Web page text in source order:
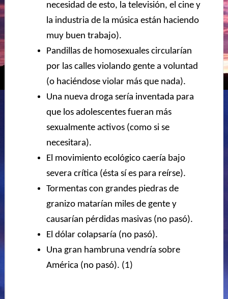
necesidad de esto, la televisión, el cine y
la industria de la música están haciendo
muy buen trabajo).
Pandillas de homosexuales circularían
por las calles violando gente a voluntad
(o haciéndose violar más que nada).
Una nueva droga sería inventada para
que los adolescentes fueran más
sexualmente activos (como si se
necesitara).
El movimiento ecológico caería bajo
severa crítica (ésta sí es para reírse).
Tormentas con grandes piedras de
granizo matarían miles de gente y
causarían pérdidas masivas (no pasó).
El dólar colapsaría (no pasó).
Una gran hambruna vendría sobre
América (no pasó). (1)